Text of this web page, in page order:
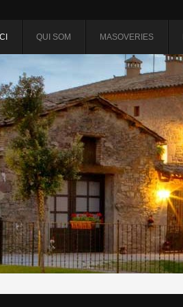
QUI SOM MASOVERIES